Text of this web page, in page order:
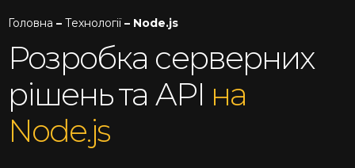
Головна – Технології– Node.js
Розробка серверних
рішень та API на
Node.js